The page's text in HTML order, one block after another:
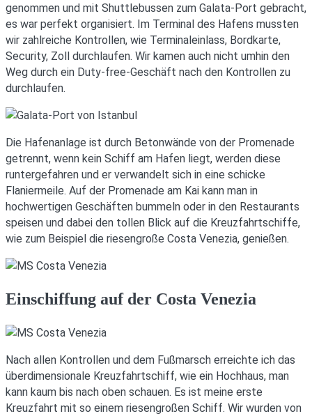
genommen und mit Shuttlebussen zum Galata-Port gebracht,
es war perfekt organisiert. Im Terminal des Hafens mussten
wir zahlreiche Kontrollen, wie Terminaleinlass, Bordkarte,
Security, Zoll durchlaufen. Wir kamen auch nicht umhin den
Weg durch ein Duty-free-Geschäft nach den Kontrollen zu
durchlaufen.
Die Hafenanlage ist durch Betonwände von der Promenade
getrennt, wenn kein Schiff am Hafen liegt, werden diese
runtergefahren und er verwandelt sich in eine schicke
Flaniermeile. Auf der Promenade am Kai kann man in
hochwertigen Geschäften bummeln oder in den Restaurants
speisen und dabei den tollen Blick auf die Kreuzfahrtschiffe,
wie zum Beispiel die riesengroße Costa Venezia, genießen.
Einschiffung auf der Costa Venezia
Nach allen Kontrollen und dem Fußmarsch erreichte ich das
überdimensionale Kreuzfahrtschiff, wie ein Hochhaus, man
kann kaum bis nach oben schauen. Es ist meine erste
Kreuzfahrt mit so einem riesengroßen Schiff. Wir wurden von